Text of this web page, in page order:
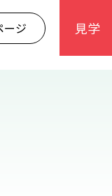
ージ 見学